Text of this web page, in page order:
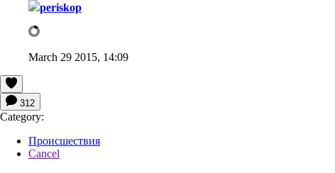
periskop
March 29 2015, 14:09
312
Category:
Происшествия
Cancel